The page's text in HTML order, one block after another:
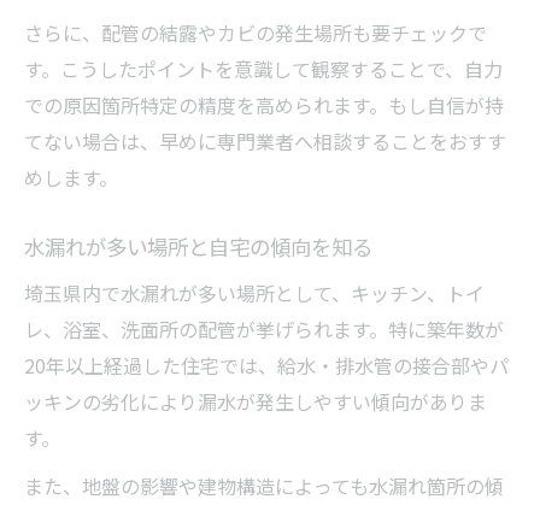
さらに、配管の結露やカビの発生場所も要チェックで
す。こうしたポイントを意識して観察することで、自力
での原因箇所特定の精度を高められます。もし自信が持
てない場合は、早めに専門業者へ相談することをおすす
めします。
水漏れが多い場所と自宅の傾向を知る
埼玉県内で水漏れが多い場所として、キッチン、トイ
レ、浴室、洗面所の配管が挙げられます。特に築年数が
20年以上経過した住宅では、給水・排水管の接合部やパ
ッキンの劣化により漏水が発生しやすい傾向がありま
す。
また、地盤の影響や建物構造によっても水漏れ箇所の傾